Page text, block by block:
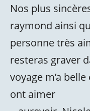
Nos plus
raymond ainsi
personne très
resteras graver
voyage m’a
ont aimer